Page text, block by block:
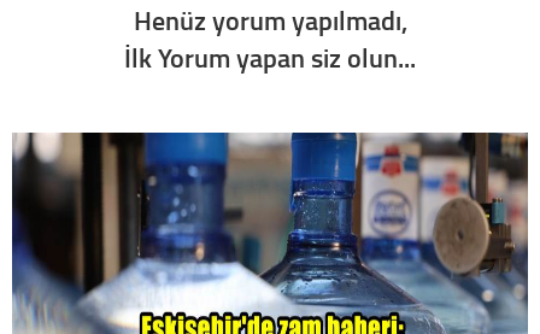
Henüz yorum yapılmadı,
İlk Yorum yapan siz olun...